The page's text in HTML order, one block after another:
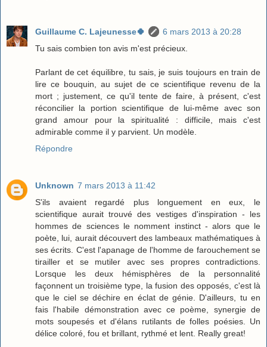
Guillaume C. Lajeunesse🍀
6 mars 2013 à 20:28
Tu sais combien ton avis m'est précieux.
Parlant de cet équilibre, tu sais, je suis toujours en train de
lire ce bouquin, au sujet de ce scientifique revenu de la
mort ; justement, ce qu'il tente de faire, à présent, c'est
réconcilier la portion scientifique de lui-même avec son
grand amour pour la spiritualité : difficile, mais c'est
admirable comme il y parvient. Un modèle.
Répondre
Unknown 7 mars 2013 à 11:42
S'ils avaient regardé plus longuement en eux, le
scientifique aurait trouvé des vestiges d'inspiration - les
hommes de sciences le nomment instinct - alors que le
poète, lui, aurait découvert des lambeaux mathématiques à
ses écrits. C'est l'apanage de l'homme de farouchement se
tirailler et se mutiler avec ses propres contradictions.
Lorsque les deux hémisphères de la personnalité
façonnent un troisième type, la fusion des opposés, c'est là
que le ciel se déchire en éclat de génie. D'ailleurs, tu en
fais l'habile démonstration avec ce poème, synergie de
mots soupesés et d'élans rutilants de folles poésies. Un
délice coloré, fou et brillant, rythmé et lent. Really great!